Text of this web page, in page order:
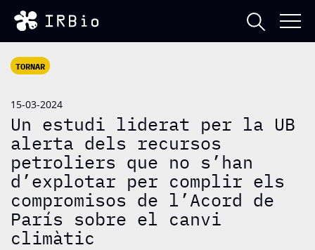
TORNAR
15-03-2024
Un estudi liderat per la UB
alerta dels recursos
petroliers que no s’han
d’explotar per complir els
compromisos de l’Acord de
París sobre el canvi
climàtic